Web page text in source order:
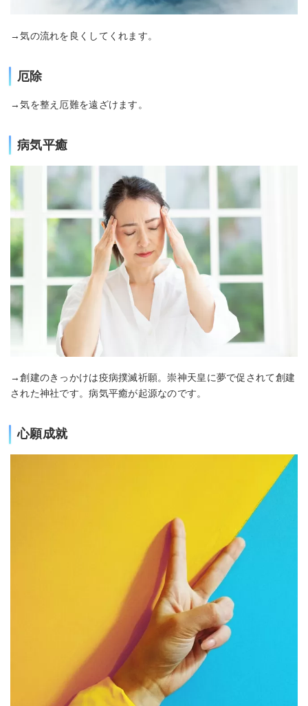
→気の流れを良くしてくれます。
厄除
→気を整え厄難を遠ざけます。
病気平癒
→創建のきっかけは疫病撲滅祈願。崇神天皇に夢で促されて創建
された神社です。病気平癒が起源なのです。
心願成就